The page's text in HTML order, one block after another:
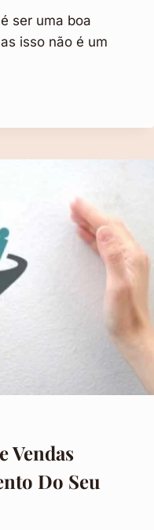
ser uma boa
isso não é um
Vendas
Do Seu